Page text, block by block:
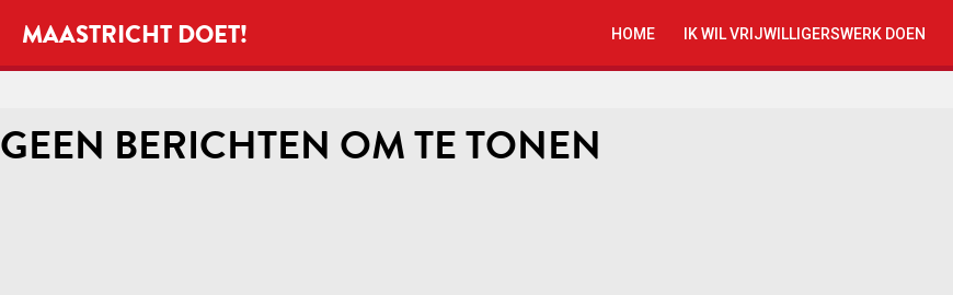
MAASTRICHT DOET! HOME IK WIL VRIJWILLIGERSWERK DOEN
GEEN BERICHTEN OM TE TONEN